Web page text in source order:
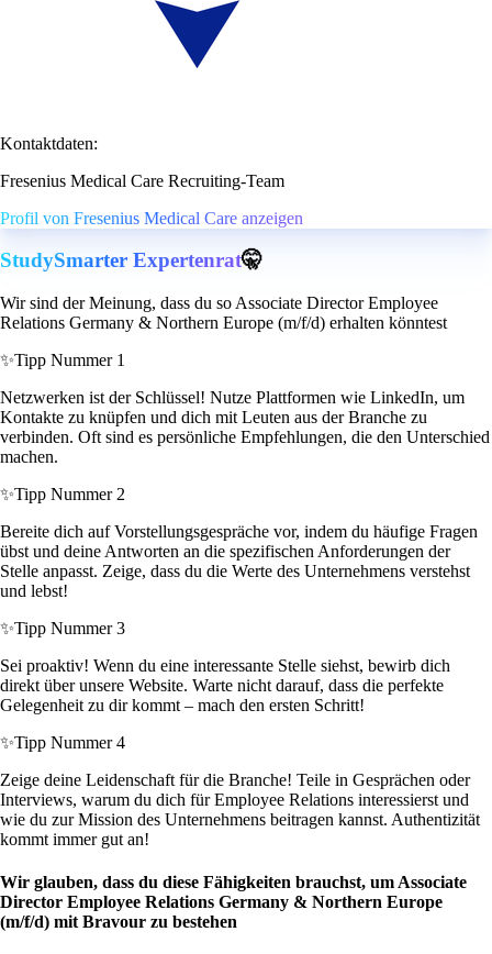
Kontaktdaten:
Fresenius Medical Care Recruiting-Team
Profil von Fresenius Medical Care anzeigen
StudySmarter Expertenrat🤫
Wir sind der Meinung, dass du so Associate Director Employee
Relations Germany & Northern Europe (m/f/d) erhalten könntest
✨Tipp Nummer 1
Netzwerken ist der Schlüssel! Nutze Plattformen wie LinkedIn, um
Kontakte zu knüpfen und dich mit Leuten aus der Branche zu
verbinden. Oft sind es persönliche Empfehlungen, die den Unterschied
machen.
✨Tipp Nummer 2
Bereite dich auf Vorstellungsgespräche vor, indem du häufige Fragen
übst und deine Antworten an die spezifischen Anforderungen der
Stelle anpasst. Zeige, dass du die Werte des Unternehmens verstehst
und lebst!
✨Tipp Nummer 3
Sei proaktiv! Wenn du eine interessante Stelle siehst, bewirb dich
direkt über unsere Website. Warte nicht darauf, dass die perfekte
Gelegenheit zu dir kommt – mach den ersten Schritt!
✨Tipp Nummer 4
Zeige deine Leidenschaft für die Branche! Teile in Gesprächen oder
Interviews, warum du dich für Employee Relations interessierst und
wie du zur Mission des Unternehmens beitragen kannst. Authentizität
kommt immer gut an!
Wir glauben, dass du diese Fähigkeiten brauchst, um Associate
Director Employee Relations Germany & Northern Europe
(m/f/d) mit Bravour zu bestehen